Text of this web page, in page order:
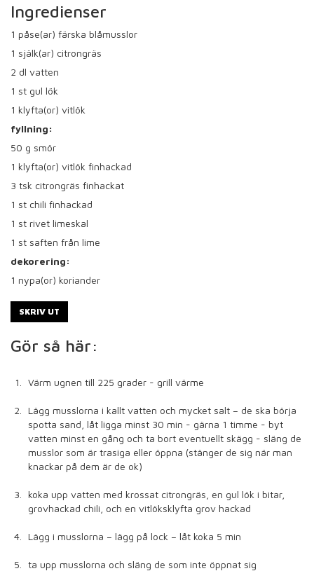
Ingredienser
1 påse(ar) färska blåmusslor
1 själk(ar) citrongräs
2 dl vatten
1 st gul lök
1 klyfta(or) vitlök
fyllning:
50 g smör
1 klyfta(or) vitlök finhackad
3 tsk citrongräs finhackat
1 st chili finhackad
1 st rivet limeskal
1 st saften från lime
dekorering:
1 nypa(or) koriander
SKRIV UT
Gör så här:
Värm ugnen till 225 grader - grill värme
Lägg musslorna i kallt vatten och mycket salt – de ska börja
spotta sand, låt ligga minst 30 min - gärna 1 timme - byt
vatten minst en gång och ta bort eventuellt skägg - släng de
musslor som är trasiga eller öppna (stänger de sig när man
knackar på dem är de ok)
koka upp vatten med krossat citrongräs, en gul lök i bitar,
grovhackad chili, och en vitlöksklyfta grov hackad
Lägg i musslorna – lägg på lock – låt koka 5 min
ta upp musslorna och släng de som inte öppnat sig